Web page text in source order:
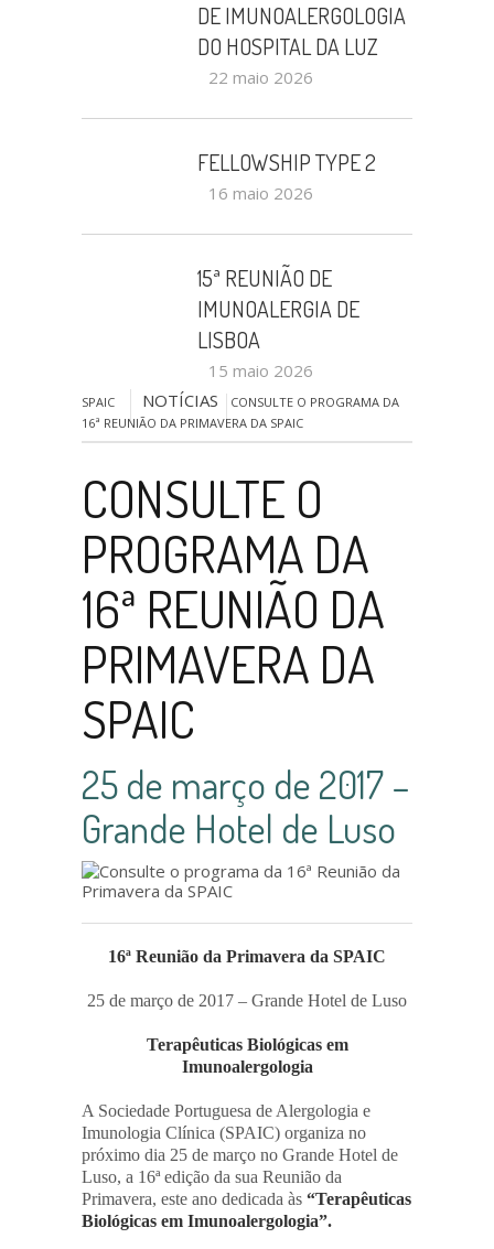
DE IMUNOALERGOLOGIA
DO HOSPITAL DA LUZ
22 maio 2026
FELLOWSHIP TYPE 2
16 maio 2026
15ª REUNIÃO DE
IMUNOALERGIA DE
LISBOA
15 maio 2026
SPAIC NOTÍCIAS
CONSULTE O PROGRAMA DA
16ª REUNIÃO DA PRIMAVERA DA SPAIC
CONSULTE O
PROGRAMA DA
16ª REUNIÃO DA
PRIMAVERA DA
SPAIC
25 de março de 2017 –
Grande Hotel de Luso
16ª Reunião da Primavera da SPAIC
25 de março de 2017 – Grande Hotel de Luso
Terapêuticas Biológicas em
Imunoalergologia
A Sociedade Portuguesa de Alergologia e
Imunologia Clínica (SPAIC) organiza no
próximo dia 25 de março no Grande Hotel de
Luso, a 16ª edição da sua Reunião da
Primavera, este ano dedicada às “Terapêuticas
Biológicas em Imunoalergologia”.